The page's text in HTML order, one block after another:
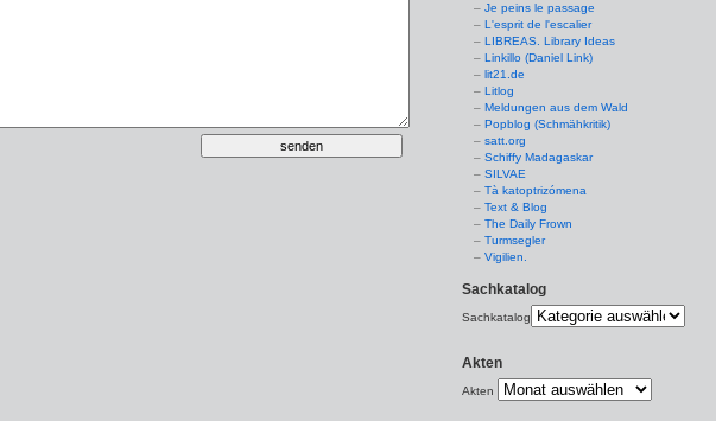
Je peins le passage
L'esprit de l'escalier
LIBREAS. Library Ideas
Linkillo (Daniel Link)
lit21.de
Litlog
Meldungen aus dem Wald
Popblog (Schmähkritik)
satt.org
Schiffy Madagaskar
SILVAE
Tà katoptrizómena
Text & Blog
The Daily Frown
Turmsegler
Vigilien.
Sachkatalog
Sachkatalog
Akten
Akten